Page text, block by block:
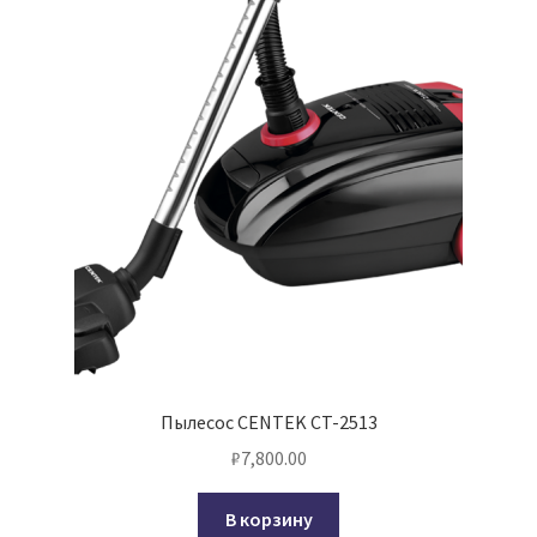
Пылесос CENTEK CT-2513
₽7,800.00
В корзину